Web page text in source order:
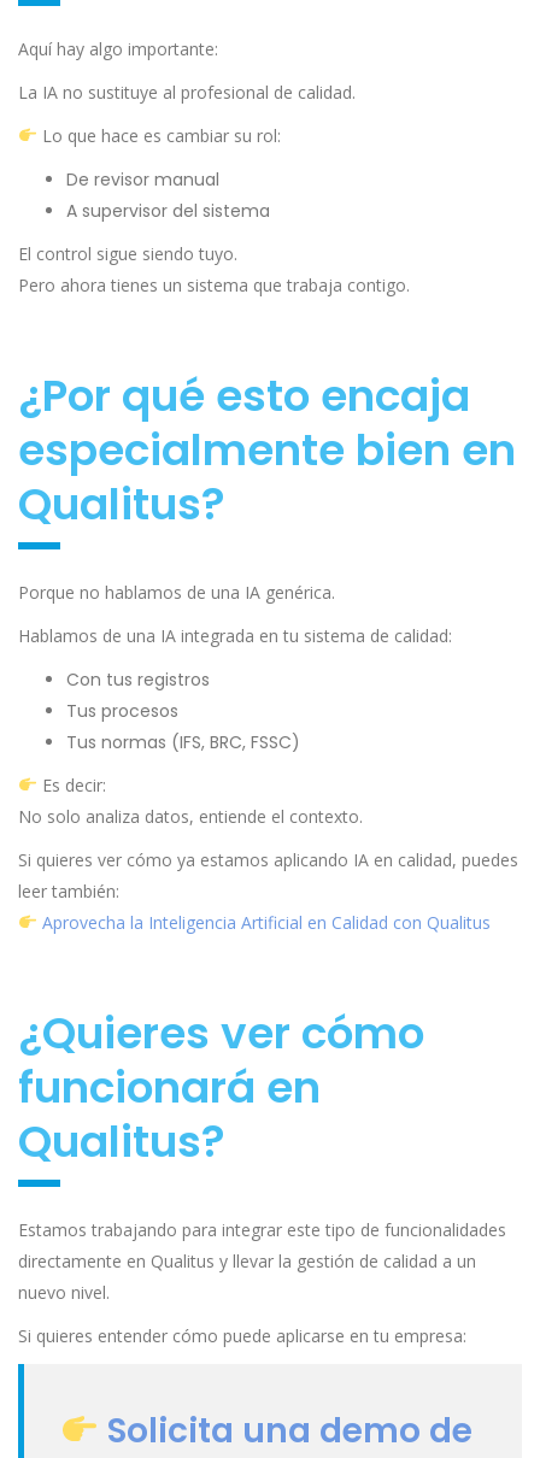
Aquí hay algo importante:
La IA no sustituye al profesional de calidad.
Lo que hace es cambiar su rol:
De revisor manual
A supervisor del sistema
El control sigue siendo tuyo.
Pero ahora tienes un sistema que trabaja contigo.
¿Por qué esto encaja
especialmente bien en
Qualitus?
Porque no hablamos de una IA genérica.
Hablamos de una IA integrada en tu sistema de calidad:
Con tus registros
Tus procesos
Tus normas (IFS, BRC, FSSC)
Es decir:
No solo analiza datos, entiende el contexto.
Si quieres ver cómo ya estamos aplicando IA en calidad, puedes
leer también:
Aprovecha la Inteligencia Artificial en Calidad con Qualitus
¿Quieres ver cómo
funcionará en
Qualitus?
Estamos trabajando para integrar este tipo de funcionalidades
directamente en Qualitus y llevar la gestión de calidad a un
nuevo nivel.
Si quieres entender cómo puede aplicarse en tu empresa:
Solicita una demo de